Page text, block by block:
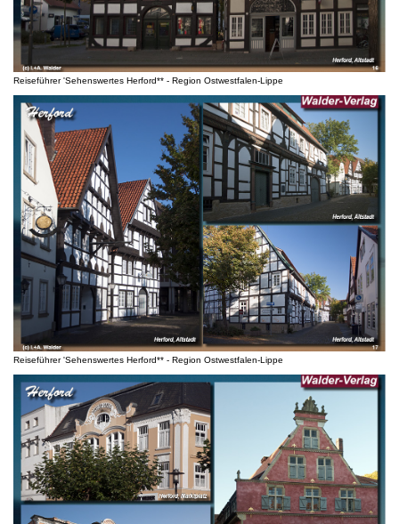
Reiseführer 'Sehenswertes Herford** - Region Ostwestfalen-Lippe
Reiseführer 'Sehenswertes Herford** - Region Ostwestfalen-Lippe